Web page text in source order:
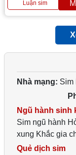
Nhà mạng: Sim
Ngũ hành sinh
Sim ngũ hành
xung Khắc gia
Quẻ dịch sim